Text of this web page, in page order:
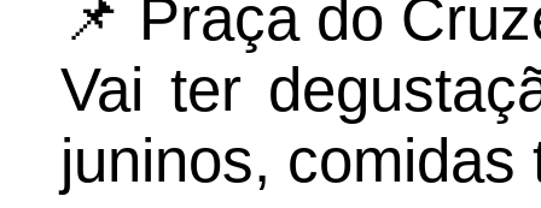
📌 Praça do
Vai ter
juninos,